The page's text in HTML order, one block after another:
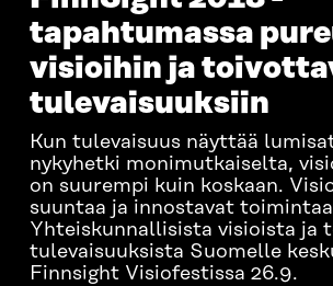
tapahtumassa
visioihin ja
tulevaisuuksiin
Kun tulevaisuus näyttää
nykyhetki monimutkaiselta,
on suurempi kuin koskaan.
suuntaa ja innostavat
Yhteiskunnallisista visioista ja
tulevaisuuksista Suomelle
Finnsight Visiofestissa 26.9.